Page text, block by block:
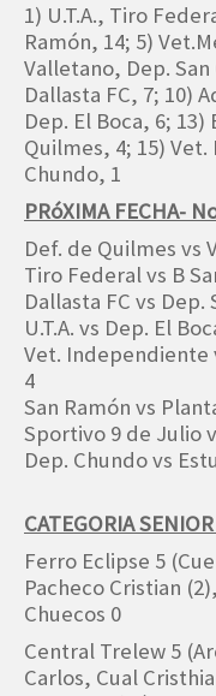
1) U.T.A., Tiro
Ramón, 14; 5)
Valletano, Dep.
Dallasta FC, 7; 10)
Dep. El Boca, 6;
Quilmes, 4; 15)
Chundo, 1
PRóXIMA FECHA-
Def. de Quilmes vs
Tiro Federal vs B
Dallasta FC vs Dep.
U.T.A. vs Dep. El
Vet. Independiente
4
San Ramón vs
Sportivo 9 de Julio
Dep. Chundo vs
CATEGORIA
Ferro Eclipse 5
Pacheco Cristian
Chuecos 0
Central Trelew 5
Carlos, Cual